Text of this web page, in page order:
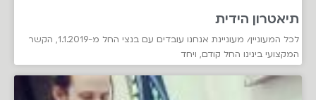
תיאטרון הידית
לכל המעוניין/ מעוניינת אנחנו עובדים עם בנצי החל מ-1.1.2019, הקשר
המקצועי בינינו החל קודם, ויחד